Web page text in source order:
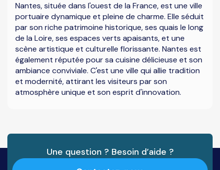
Nantes, située dans l'ouest de la France, est une ville
portuaire dynamique et pleine de charme. Elle séduit
par son riche patrimoine historique, ses quais le long
de la Loire, ses espaces verts apaisants, et une
scène artistique et culturelle florissante. Nantes est
également réputée pour sa cuisine délicieuse et son
ambiance conviviale. C'est une ville qui allie tradition
et modernité, attirant les visiteurs par son
atmosphère unique et son esprit d'innovation.
Une question ? Besoin d’aide ?